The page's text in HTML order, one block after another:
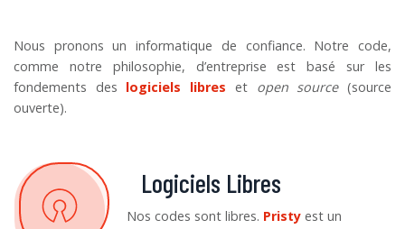
Nous pronons un informatique de confiance. Notre code,
comme notre philosophie, d’entreprise est basé sur les
fondements des logiciels libres et open source(source
ouverte).
Logiciels Libres
Nos codes sont libres. Pristy est un